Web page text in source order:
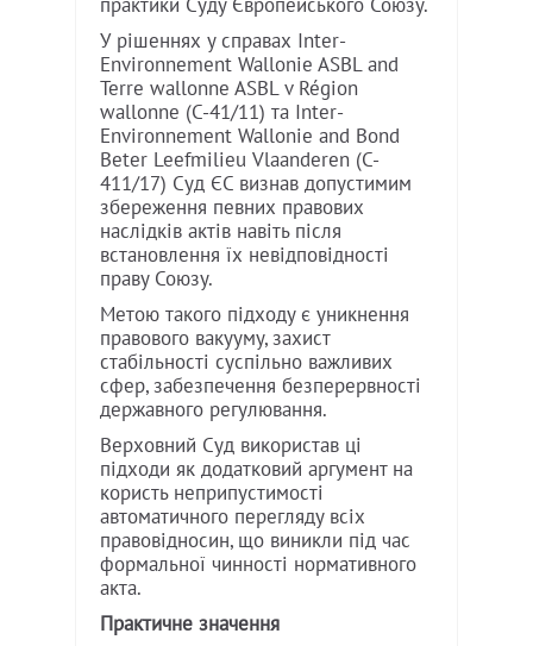
практики Суду Європейського Союзу.
У рішеннях у справах Inter-
Environnement Wallonie ASBL and
Terre wallonne ASBL v Région
wallonne (C-41/11) та Inter-
Environnement Wallonie and Bond
Beter Leefmilieu Vlaanderen (C-
411/17) Суд ЄС визнав допустимим
збереження певних правових
наслідків актів навіть після
встановлення їх невідповідності
праву Союзу.
Метою такого підходу є уникнення
правового вакууму, захист
стабільності суспільно важливих
сфер, забезпечення безперервності
державного регулювання.
Верховний Суд використав ці
підходи як додатковий аргумент на
користь неприпустимості
автоматичного перегляду всіх
правовідносин, що виникли під час
формальної чинності нормативного
акта.
Практичне значення